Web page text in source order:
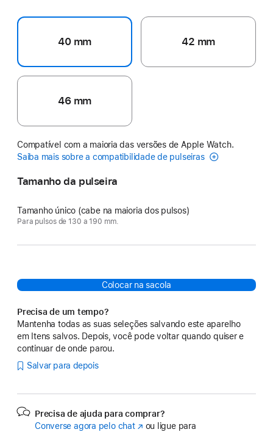
40 mm 42 mm
46 mm
Compatível com a maioria das versões de Apple Watch.
Saiba mais sobre a compatibilidade de pulseiras
Tamanho da pulseira
Tamanho único (cabe na maioria dos pulsos)
Para pulsos de 130 a 190 mm.
Colocar na sacola
Precisa de um tempo?
Mantenha todas as suas seleções salvando este aparelho
em Itens salvos. Depois, você pode voltar quando quiser e
continuar de onde parou.
Salvar para depois
Precisa de ajuda para comprar?
Converse agora pelo chat(o ou ligue para